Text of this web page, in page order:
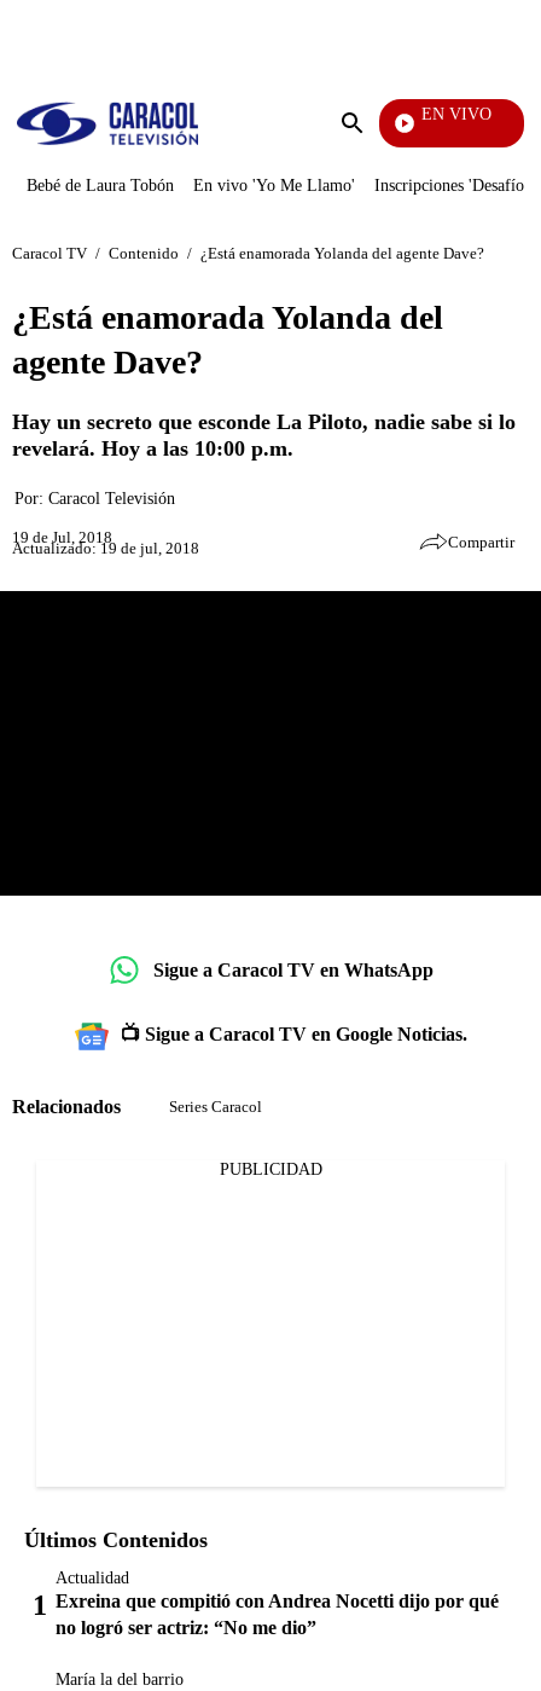
Enviar
EN VIVO
EFÉ
Bebé de Laura Tobón En vivo 'Yo Me Llamo' Inscripciones 'Desafío'
Caracol TV / Contenido / ¿Está enamorada Yolanda del agente Dave?
¿Está enamorada Yolanda del
agente Dave?
Hay un secreto que esconde La Piloto, nadie sabe si lo
revelará. Hoy a las 10:00 p.m.
Por: Caracol Televisión
19 de Jul, 2018
Actualizado: 19 de jul, 2018 Compartir
Sigue a Caracol TV en WhatsApp
📺 Sigue a Caracol TV en Google Noticias.
Relacionados Series Caracol
PUBLICIDAD
Últimos Contenidos
Actualidad
Exreina que compitió con Andrea Nocetti dijo por qué
no logró ser actriz: “No me dio”
María la del barrio